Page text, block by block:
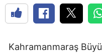
Kahramanmaraş